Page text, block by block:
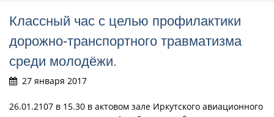
Классный час с целью профилактики
дорожно-транспортного травматизма
среди молодёжи.
27 января 2017
26.01.2107 в 15.30 в актовом зале Иркутского авиационного